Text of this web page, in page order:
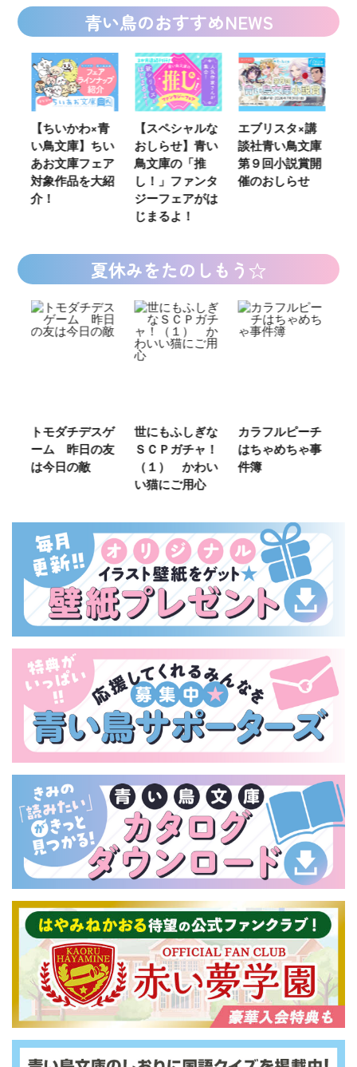
青い鳥のおすすめNEWS
【スペシャルな
おしらせ】青い
鳥文庫の「推
し！」ファンタ
ジーフェアがは
エブリスタ×講
談社青い鳥文庫
第９回小説賞開
催のおしらせ
【速報】『黒魔
女さんが通
る‼』ついにコ
ミカライズ！
夏休みをたのしもう☆
世にもふしぎな
ＳＣＰガチャ！
（１） かわい
カラフルピーチ
はちゃめちゃ事
件簿
長浜高校水族館
部！